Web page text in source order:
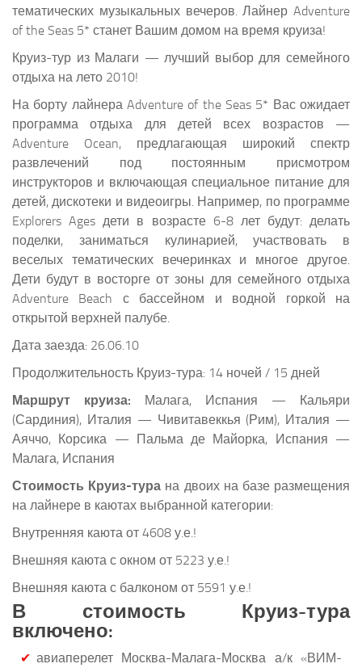
тематических музыкальных вечеров. Лайнер Adventure
of the Seas 5* станет Вашим домом на время круиза!
Круиз-тур из Малаги — лучший выбор для семейного
отдыха на лето 2010!
На борту лайнера Adventure of the Seas 5* Вас ожидает
программа отдыха для детей всех возрастов —
Adventure Ocean, предлагающая широкий спектр
развлечений под постоянным присмотром
инструкторов и включающая специальное питание для
детей, дискотеки и видеоигры. Например, по программе
Explorers Ages дети в возрасте 6-8 лет будут: делать
поделки, заниматься кулинарией, участвовать в
веселых тематических вечеринках и многое другое.
Дети будут в восторге от зоны для семейного отдыха
Adventure Beach с бассейном и водной горкой на
открытой верхней палубе.
Дата заезда: 26.06.10
Продолжительность Круиз-тура: 14 ночей / 15 дней
Маршрут круиза: Малага, Испания — Кальяри
(Сардиния), Италия — Чивитавеккья (Рим), Италия —
Аяччо, Корсика — Пальма де Майорка, Испания —
Малага, Испания
Стоимость Круиз-тура на двоих на базе размещения
на лайнере в каютах выбранной категории:
Внутренняя каюта от 4608 у.е.!
Внешняя каюта с окном от 5223 у.е.!
Внешняя каюта с балконом от 5591 у.е.!
В стоимость Круиз-тура
включено:
авиаперелет Москва-Малага-Москва а/к «ВИМ-